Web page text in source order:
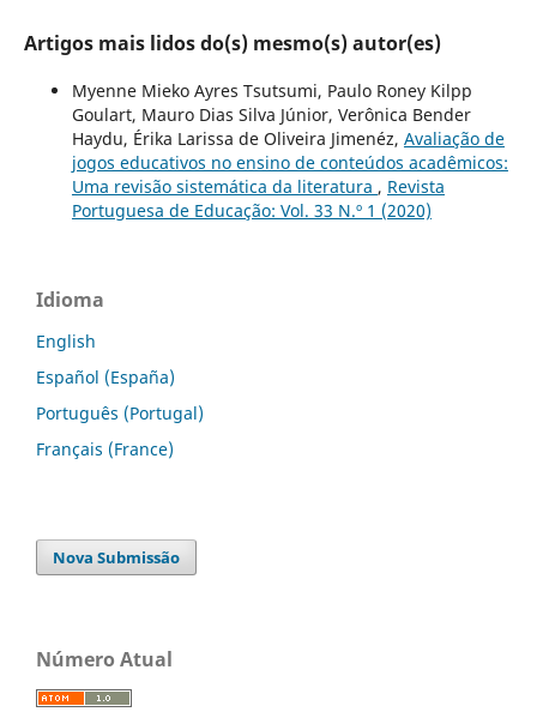
Artigos mais lidos do(s) mesmo(s) autor(es)
Myenne Mieko Ayres Tsutsumi, Paulo Roney Kilpp
Goulart, Mauro Dias Silva Júnior, Verônica Bender
Haydu, Érika Larissa de Oliveira Jimenéz, Avaliação de
jogos educativos no ensino de conteúdos acadêmicos:
Uma revisão sistemática da literatura , Revista
Portuguesa de Educação: Vol. 33 N.º 1 (2020)
Idioma
English
Español (España)
Português (Portugal)
Français (France)
Nova Submissão
Número Atual